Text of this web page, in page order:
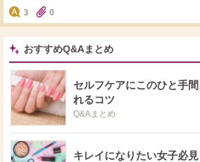
3
0
おすすめQ&Aまとめ
セルフケアにこのひと手
れるコツ
Q&Aまとめ
キレイになりたい女子必